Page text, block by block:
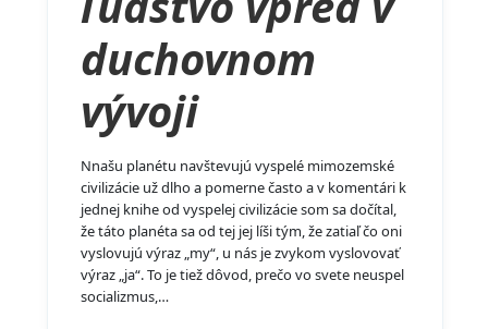
duchovnom
vývoji
Nnašu planétu navštevujú vyspelé mimozemské
civilizácie už dlho a pomerne často a v komentári k
jednej knihe od vyspelej civilizácie som sa dočítal,
že táto planéta sa od tej jej líši tým, že zatiaľ čo oni
vyslovujú výraz „my“, u nás je zvykom vyslovovať
výraz „ja“. To je tiež dôvod, prečo vo svete neuspel
socializmus,…